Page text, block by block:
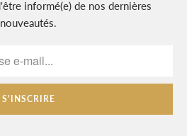
informé(e) de nos dernières
nouveautés.